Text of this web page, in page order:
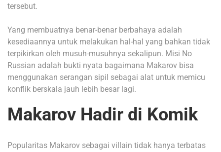
tersebut.
Yang membuatnya benar-benar berbahaya adalah
kesediaannya untuk melakukan hal-hal yang bahkan tidak
terpikirkan oleh musuh-musuhnya sekalipun. Misi No
Russian adalah bukti nyata bagaimana Makarov bisa
menggunakan serangan sipil sebagai alat untuk memicu
konflik berskala jauh lebih besar lagi.
Makarov Hadir di Komik
Popularitas Makarov sebagai villain tidak hanya terbatas